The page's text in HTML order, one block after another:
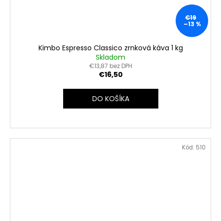
€19
–13 %
Kimbo Espresso Classico zrnková káva 1 kg
Skladom
€13,87 bez DPH
€16,50
DO KOŠÍKA
Kód: 510